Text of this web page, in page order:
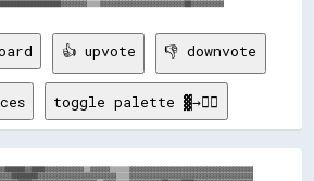
👍 upvote 👎 downvote
toggle palette ▓→✊🏽